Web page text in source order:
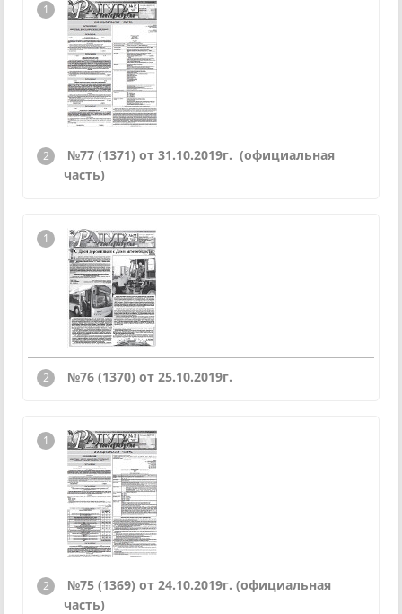
№77 (1371) от 31.10.2019г. (официальная
часть)
№76 (1370) от 25.10.2019г.
№75 (1369) от 24.10.2019г. (официальная
часть)